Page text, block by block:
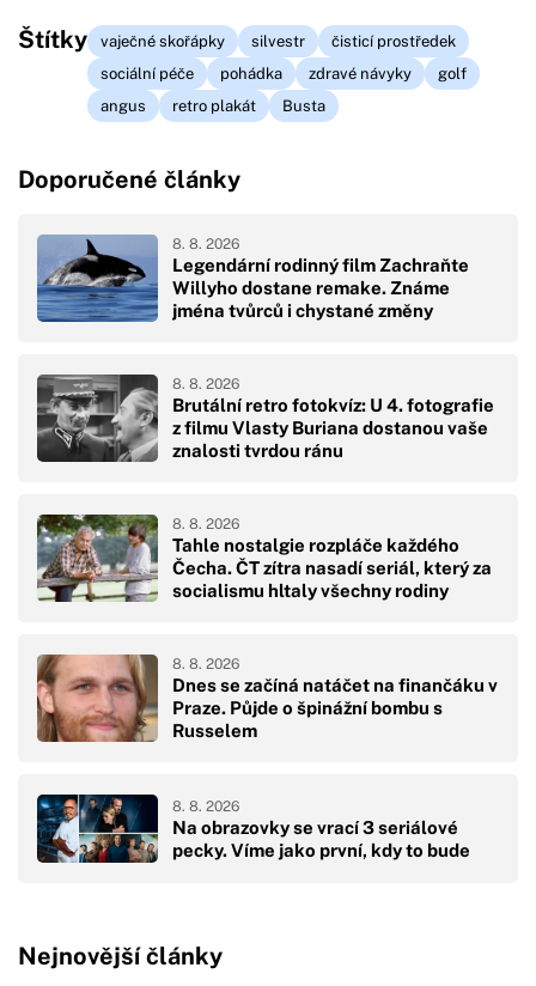
Štítky vaječné skořápky silvestr
čisticí prostředek
sociální péče
pohádka zdravé návyky
golf
angus
retro plakát Busta
Doporučené články
Legendární rodinný film Zachraňte
Willyho dostane remake. Známe
jména tvůrců i chystané změny
8. 8. 2026
Brutální retro fotokvíz: U 4. fotografie
z filmu Vlasty Buriana dostanou vaše
znalosti tvrdou ránu
8. 8. 2026
Tahle nostalgie rozpláče každého
Čecha. ČT zítra nasadí seriál, který za
socialismu hltaly všechny rodiny
8. 8. 2026
Dnes se začíná natáčet na finančáku v
Praze. Půjde o špinážní bombu s
Russelem
8. 8. 2026
Na obrazovky se vrací 3 seriálové
pecky. Víme jako první, kdy to bude
8. 8. 2026
Nejnovější články